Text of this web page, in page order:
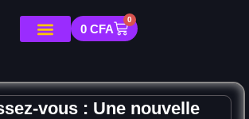
0 CFA
0
vous : Une nouvelle